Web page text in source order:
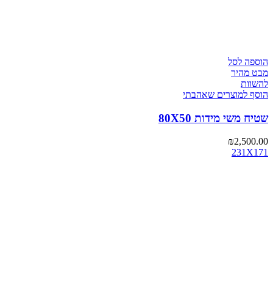
הוספה לסל
מבט מהיר
להשוות
הוסף למוצרים שאהבתי
שטיח משי מידות 80X50
₪2,500.00
231X171